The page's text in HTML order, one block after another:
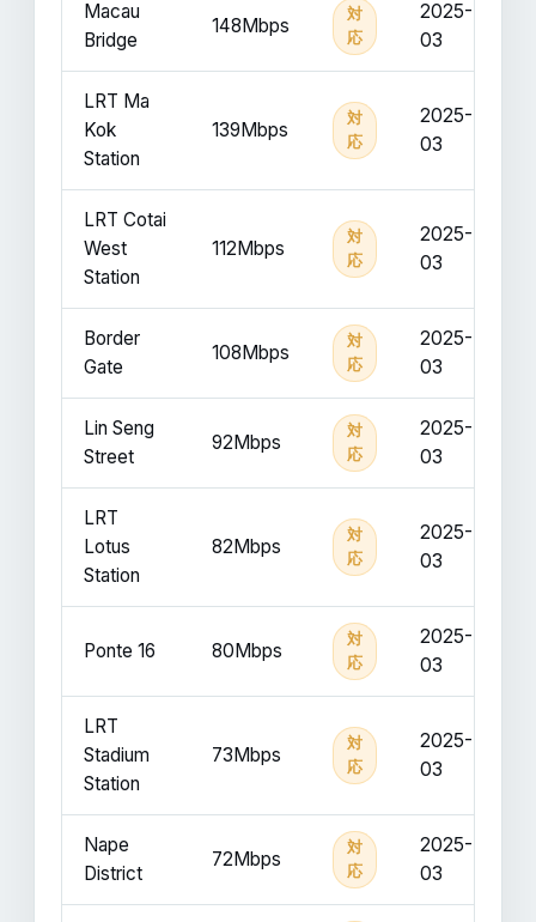
Macau
Bridge
148Mbps
対
応
2025-
03
LRT Ma
Kok
Station
139Mbps
対
応
2025-
03
LRT Cotai
West
Station
112Mbps
対
応
2025-
03
Border
Gate
108Mbps
対
応
2025-
03
Lin Seng
Street
92Mbps
対
応
2025-
03
LRT
Lotus
Station
82Mbps
対
応
2025-
03
Ponte 16 80Mbps
対
応
2025-
03
LRT
Stadium
Station
73Mbps
対
応
2025-
03
Nape
District
72Mbps
対
応
2025-
03